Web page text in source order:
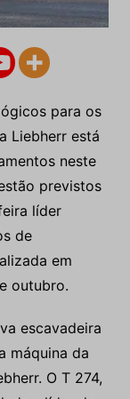
para os
Liebherr está
neste
previstos
líder
de
em
outubro.
escavadeira
máquina da
O T 274,